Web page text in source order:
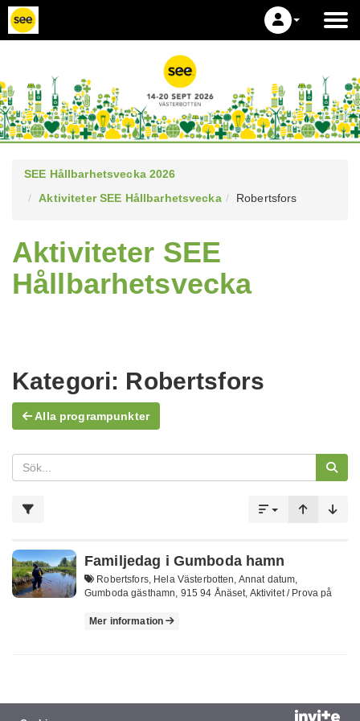
SEE Hållbarhetsvecka 2026
Aktiviteter SEE Hållbarhetsvecka
Robertsfors
Aktiviteter SEE
Hållbarhetsvecka
Kategori: Robertsfors
Alla programpunkter
Familjedag i Gumboda hamn
Robertsfors, Hela Västerbotten, Annat datum,
Gumboda gästhamn, 915 94 Ånäset, Aktivitet / Prova på
Mer information